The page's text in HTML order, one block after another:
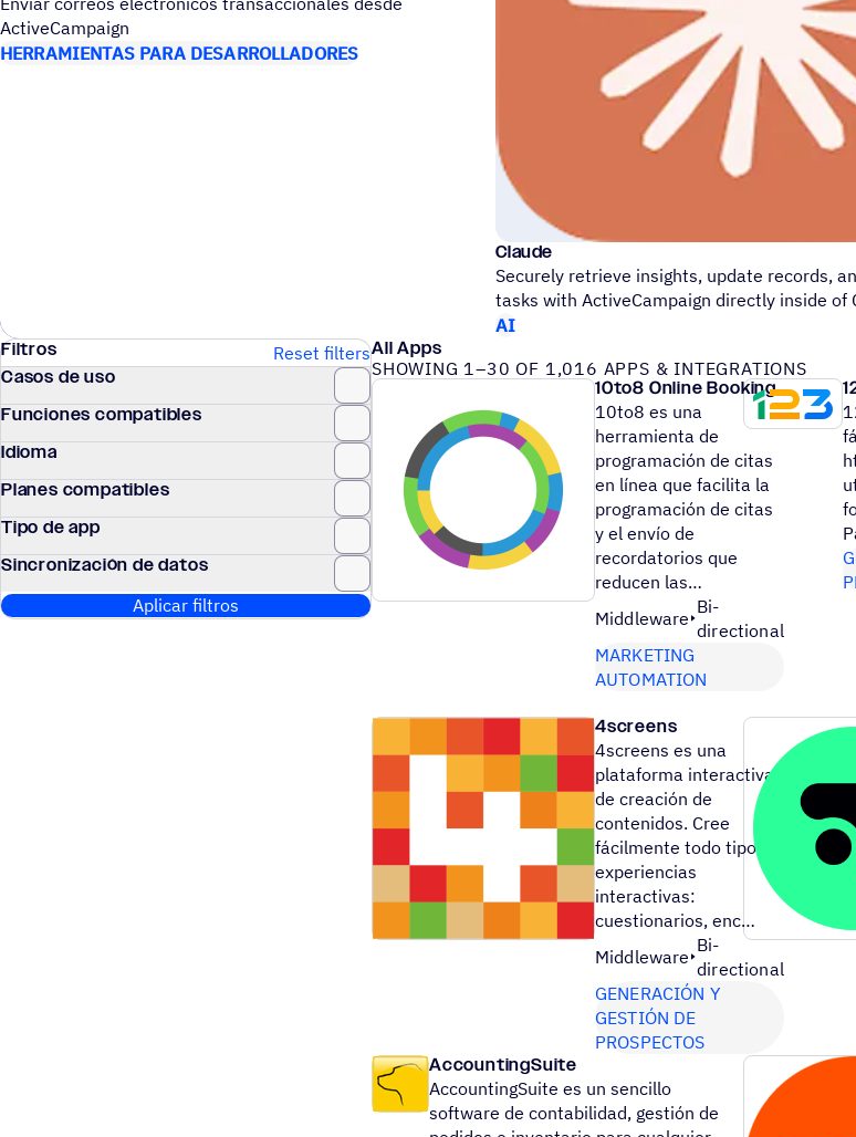
ActiveCampaign
HERRAMIENTAS PARA DESARROLLADORES
Claude
Secu­rely retrieve insights, update records,
tasks with ActiveCampaign directly inside of
AI
Filtros Reset filters
Casos de uso
Funciones compatibles
Idioma
Planes compatibles
Tipo de app
Sincronización de datos
Aplicar filtros
All Apps
SHOWING 1–30 OF 1,016 APPS & INTEGRATIONS
10to8 Online Booking
10to8 es una
herramienta de
programación de citas
en línea que facilita la
programación de citas
y el envío de
recordatorios que
reducen las…
Middleware
Bi-
directional
MARKETING
AUTOMATION
4screens
4screens es una
plataforma interactiva
de creación de
contenidos. Cree
fácilmente todo tipo de
experiencias
interactivas:
cuestionarios, enc…
Middleware
Bi-
directional
GENERACIÓN Y
GESTIÓN DE
PROSPECTOS
AccountingSuite
AccountingSuite es un sencillo
software de contabilidad, gestión de